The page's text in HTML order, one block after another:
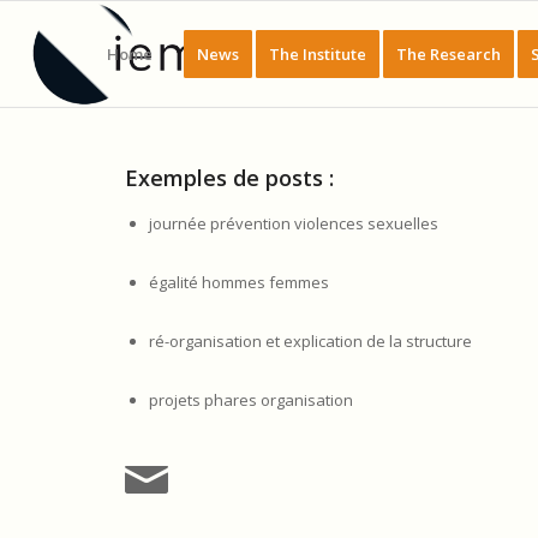
Home News The Institute The Research
Exemples de posts :
journée prévention violences sexuelles
égalité hommes femmes
ré-organisation et explication de la structure
projets phares organisation